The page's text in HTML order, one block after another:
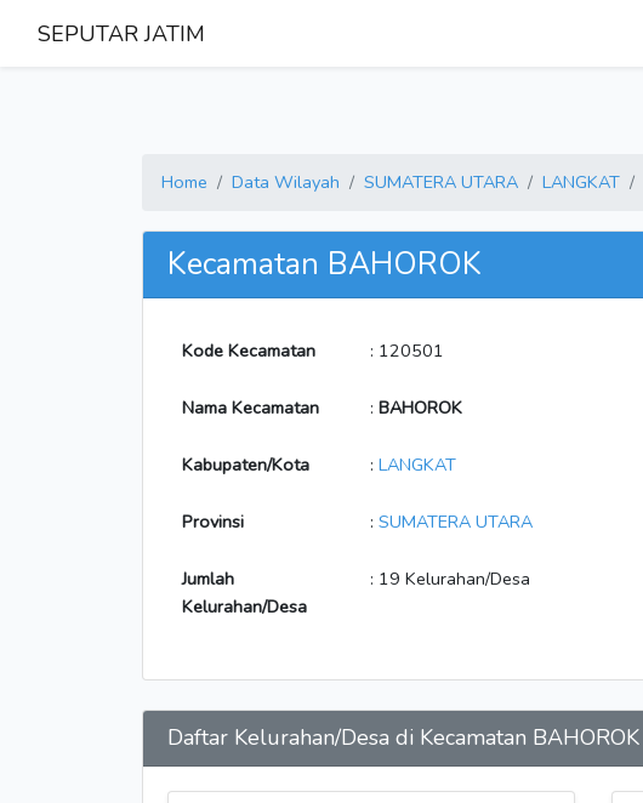
SEPUTAR JATIM
Home Data Wilayah SUMATERA UTARA LANGKAT
Kecamatan BAHOROK
Kode Kecamatan : 120501
Nama Kecamatan : BAHOROK
Kabupaten/Kota : LANGKAT
Provinsi : SUMATERA UTARA
Jumlah
Kelurahan/Desa
: 19 Kelurahan/Desa
Daftar Kelurahan/Desa di Kecamatan BAHOROK